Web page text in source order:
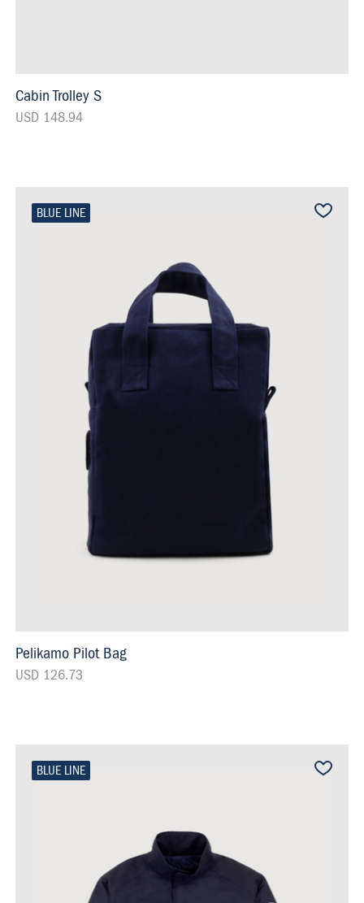
Cabin Trolley S
USD 148.94
BLUE LINE
Pelikamo Pilot Bag
USD 126.73
BLUE LINE